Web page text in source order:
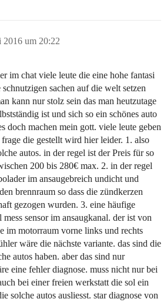
2016 um 20:22
im chat viele leute die eine hohe fantasi
sachen auf die welt setzen
kann nur stolz sein das man heutzutage
ist und sich so ein schönes auto
doch machen mein gott. viele leute geben
die gestellt wird hier leider. 1. also
autos. in der regel ist der Preis für so
200 bis 280€ max. 2. in der regel
im ansaugebreich undicht und
brennraum so dass die zündkerzen
gezogen wurden. 3. eine häufige
sensor im ansaugkanal. der ist von
im motorraum vorne links und rechts
wäre die nächste variante. das sind die
autos haben. aber das sind nur
eine fehler diagnose. muss nicht nur bei
bei einer freien werkstatt die sol ein
solche autos ausliesst. star diagnose von